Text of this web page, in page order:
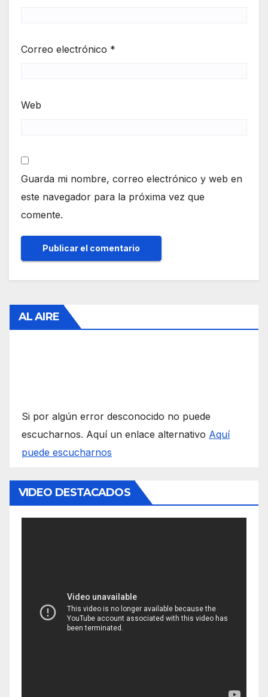
Correo electrónico *
Web
Guarda mi nombre, correo electrónico y web en
este navegador para la próxima vez que
comente.
AL AIRE
Si por algún error desconocido no puede
escucharnos. Aquí un enlace alternativo Aquí
puede escucharnos
VIDEO DESTACADOS